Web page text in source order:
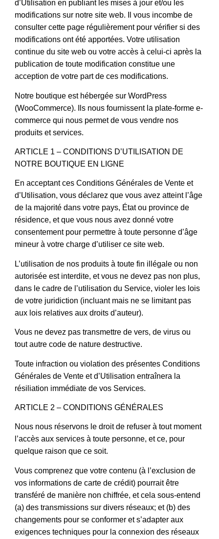
d’Utilisation en publiant les mises à jour et/ou les
modifications sur notre site web. Il vous incombe de
consulter cette page régulièrement pour vérifier si des
modifications ont été apportées. Votre utilisation
continue du site web ou votre accès à celui-ci après la
publication de toute modification constitue une
acception de votre part de ces modifications.
Notre boutique est hébergée sur WordPress
(WooCommerce). Ils nous fournissent la plate-forme e-
commerce qui nous permet de vous vendre nos
produits et services.
ARTICLE 1 – CONDITIONS D’UTILISATION DE
NOTRE BOUTIQUE EN LIGNE
En acceptant ces Conditions Générales de Vente et
d’Utilisation, vous déclarez que vous avez atteint l’âge
de la majorité dans votre pays, État ou province de
résidence, et que vous nous avez donné votre
consentement pour permettre à toute personne d’âge
mineur à votre charge d’utiliser ce site web.
L’utilisation de nos produits à toute fin illégale ou non
autorisée est interdite, et vous ne devez pas non plus,
dans le cadre de l’utilisation du Service, violer les lois
de votre juridiction (incluant mais ne se limitant pas
aux lois relatives aux droits d’auteur).
Vous ne devez pas transmettre de vers, de virus ou
tout autre code de nature destructive.
Toute infraction ou violation des présentes Conditions
Générales de Vente et d’Utilisation entraînera la
résiliation immédiate de vos Services.
ARTICLE 2 – CONDITIONS GÉNÉRALES
Nous nous réservons le droit de refuser à tout moment
l’accès aux services à toute personne, et ce, pour
quelque raison que ce soit.
Vous comprenez que votre contenu (à l’exclusion de
vos informations de carte de crédit) pourrait être
transféré de manière non chiffrée, et cela sous-entend
(a) des transmissions sur divers réseaux; et (b) des
changements pour se conformer et s’adapter aux
exigences techniques pour la connexion des réseaux